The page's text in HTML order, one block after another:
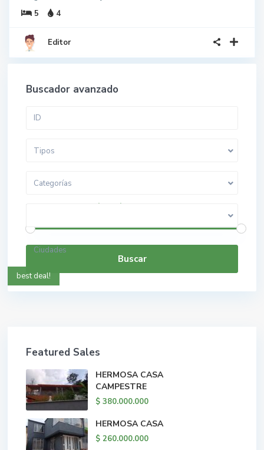
5
4
Editor
Buscador avanzado
Tipos
Categorías
Rango de precios: $ 0 a $ 5.000.000.000
Ciudades
Buscar
best deal!
Featured Sales
HERMOSA CASA
CAMPESTRE
$ 380.000.000
HERMOSA CASA
$ 260.000.000